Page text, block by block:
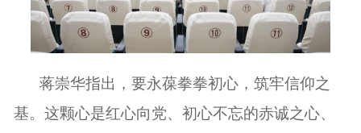
蒋崇华指出，要永葆拳拳初心，筑牢信仰之
基。这颗心是红心向党、初心不忘的赤诚之心、